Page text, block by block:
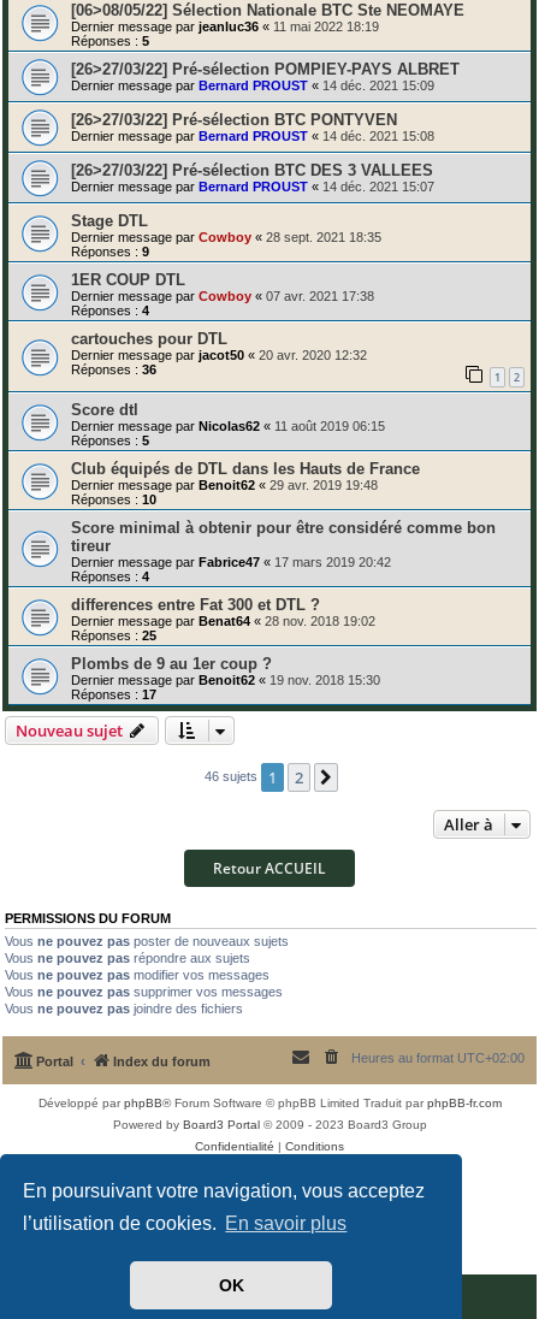
En poursuivant votre navigation, vous acceptez
l’utilisation de cookies. En savoir plus
OK
[06>08/05/22] Sélection Nationale BTC Ste NEOMAYE
Dernier message par jeanluc36 « 11 mai 2022 18:19
Réponses : 5
[26>27/03/22] Pré-sélection POMPIEY-PAYS ALBRET
Dernier message par Bernard PROUST « 14 déc. 2021 15:09
[26>27/03/22] Pré-sélection BTC PONTYVEN
Dernier message par Bernard PROUST « 14 déc. 2021 15:08
[26>27/03/22] Pré-sélection BTC DES 3 VALLEES
Dernier message par Bernard PROUST « 14 déc. 2021 15:07
Stage DTL
Dernier message par Cowboy « 28 sept. 2021 18:35
Réponses : 9
1ER COUP DTL
Dernier message par Cowboy « 07 avr. 2021 17:38
Réponses : 4
cartouches pour DTL
Dernier message par jacot50 « 20 avr. 2020 12:32
Réponses : 36 1 2
Score dtl
Dernier message par Nicolas62 « 11 août 2019 06:15
Réponses : 5
Club équipés de DTL dans les Hauts de France
Dernier message par Benoit62 « 29 avr. 2019 19:48
Réponses : 10
Score minimal à obtenir pour être considéré comme bon
tireur
Dernier message par Fabrice47 « 17 mars 2019 20:42
Réponses : 4
differences entre Fat 300 et DTL ?
Dernier message par Benat64 « 28 nov. 2018 19:02
Réponses : 25
Plombs de 9 au 1er coup ?
Dernier message par Benoit62 « 19 nov. 2018 15:30
Réponses : 17
Nouveau sujet
46 sujets 1 2
Aller à
Retour ACCUEIL
PERMISSIONS DU FORUM
Vous ne pouvez pas poster de nouveaux sujets
Vous ne pouvez pas répondre aux sujets
Vous ne pouvez pas modifier vos messages
Vous ne pouvez pas supprimer vos messages
Vous ne pouvez pas joindre des fichiers
Portal Index du forum Heures au format UTC+02:00
Développé parphpBB® Forum Software © phpBB Limited Traduit parphpBB-fr.com
Powered by Board3 Portal© 2009 - 2023 Board3 Group
Confidentialité | Conditions